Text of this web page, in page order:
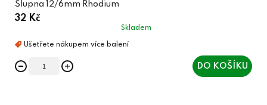
Šlupna 12/6mm Rhodium
32 Kč
Skladem
DO KOŠÍKU